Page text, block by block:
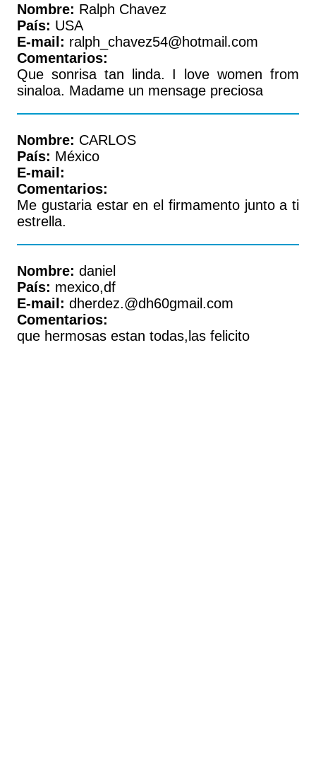
Nombre: Ralph Chavez
País: USA
E-mail: ralph_chavez54@hotmail.com
Comentarios:
Que sonrisa tan linda. I love women from
sinaloa. Madame un mensage preciosa
Nombre: CARLOS
País: México
E-mail:
Comentarios:
Me gustaria estar en el firmamento junto a ti
estrella.
Nombre: daniel
País: mexico,df
E-mail: dherdez.@dh60gmail.com
Comentarios:
que hermosas estan todas,las felicito